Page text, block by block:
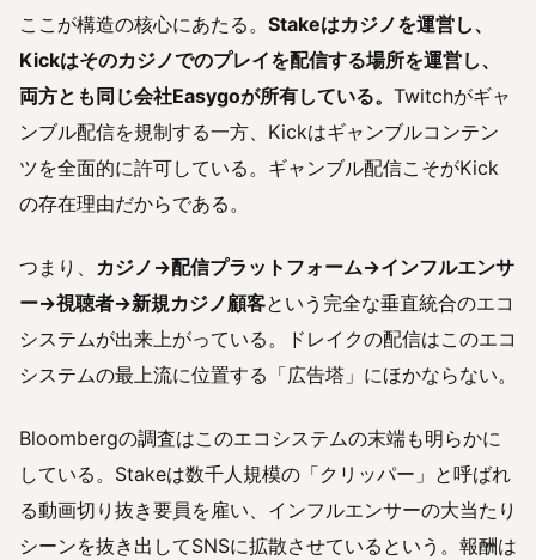
ここが構造の核心にあたる。 Stakeはカジノを運営し、
Kickはそのカジノでのプレイを配信する場所を運営し、
両方とも同じ会社Easygoが所有している。 Twitchがギャ
ンブル配信を規制する一方、Kickはギャンブルコンテン
ツを全面的に許可している。ギャンブル配信こそがKick
の存在理由だからである。
つまり、 カジノ→配信プラットフォーム→インフルエンサ
ー→視聴者→新規カジノ顧客という完全な垂直統合のエコ
システムが出来上がっている。ドレイクの配信はこのエコ
システムの最上流に位置する「広告塔」にほかならない。
Bloombergの調査はこのエコシステムの末端も明らかに
している。Stakeは数千人規模の「クリッパー」と呼ばれ
る動画切り抜き要員を雇い、インフルエンサーの大当たり
シーンを抜き出してSNSに拡散させているという。報酬は